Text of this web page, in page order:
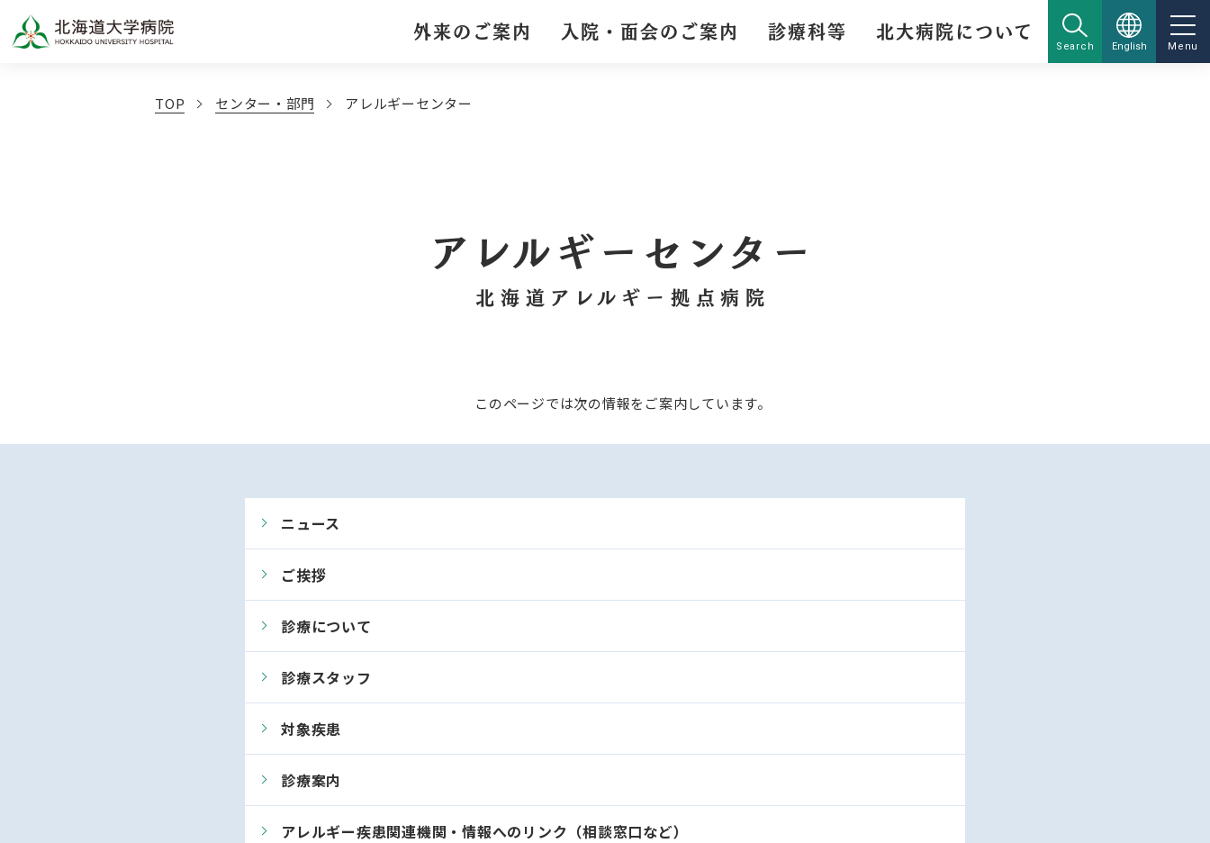
外来のご案内 入院・面会のご案内 診療科等 北大病院について
Search English Menu
TOP センター・部門 アレルギーセンター
アレルギーセンター
北海道アレルギー拠点病院
このページでは次の情報をご案内しています。
ニュース
ご挨拶
診療について
診療スタッフ
対象疾患
診療案内
アレルギー疾患関連機関・情報へのリンク（相談窓口など）